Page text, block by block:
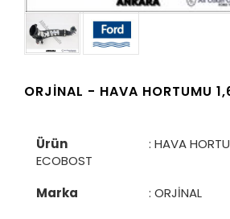
ORJİNAL - HAVA HORTUMU
Ürün
: HAVA
ECOBOST
Marka
: ORJİNAL